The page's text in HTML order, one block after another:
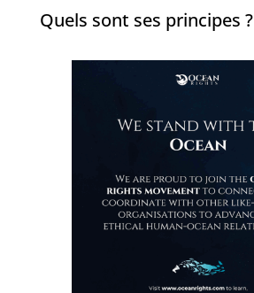
Quels sont ses principes ?